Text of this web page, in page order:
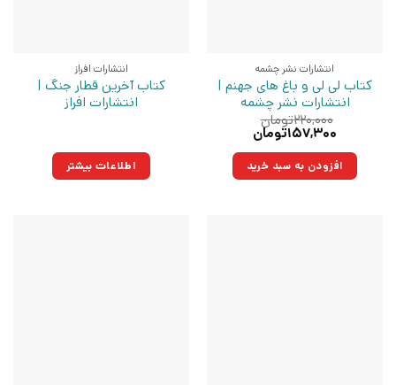
انتشارات نشر چشمه
کتاب لی لی و باغ های جهنم |
انتشارات نشر چشمه
۲۲۰,۰۰۰تومان
قیمت
۲۲۰,۰۰۰تومان
بود.
۱۵۷,۳۰۰تومان
۱۵۷,۳۰۰تومان.افزودن به سبد خرید
انتشارات افراز
کتاب آخرین قطار جنگ |
انتشارات افراز
اطلاعات بیشتر